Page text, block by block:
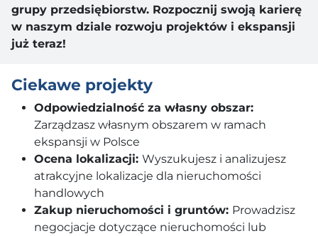
grupy przedsiębiorstw. Rozpocznij swoją karierę
w naszym dziale rozwoju projektów i ekspansji
już teraz!
Ciekawe projekty
Odpowiedzialność za własny obszar:
Zarządzasz własnym obszarem w ramach
ekspansji w Polsce
Ocena lokalizacji: Wyszukujesz i analizujesz
atrakcyjne lokalizacje dla nieruchomości
handlowych
Zakup nieruchomości i gruntów: Prowadzisz
negocjacje dotyczące nieruchomości lub